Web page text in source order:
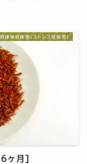
律神経疾患(ストレス性疾患)
ヶ月]